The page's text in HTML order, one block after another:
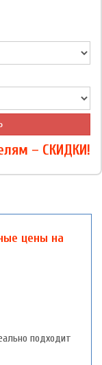
– СКИДКИ!
цены на
подходит